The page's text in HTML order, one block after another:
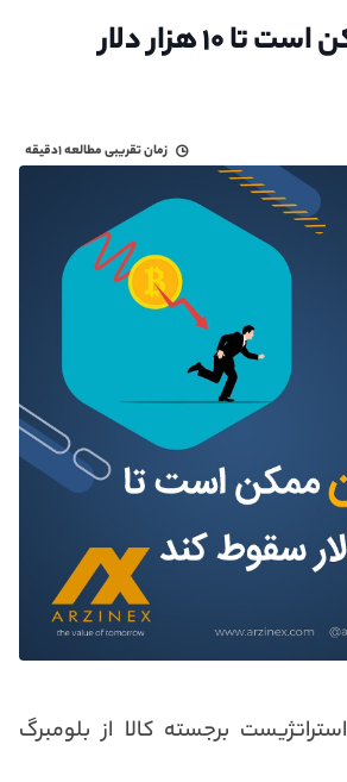
بیت کوین ممکن است تا ۱۰ هزار دلار
زمان تقریبی مطالعه۱دقیقه
برجسته کالا از بلومبرگ